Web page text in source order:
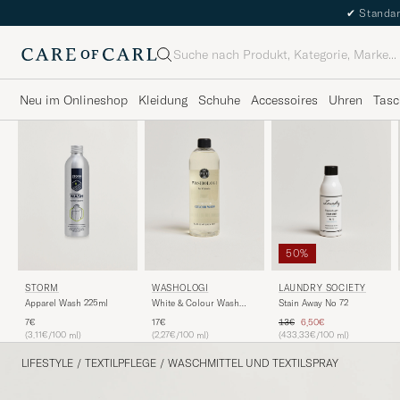
✔
Suche
Neu im Onlineshop Kleidung Schuhe Accessoires Uhren
STORM
Apparel Wash 225ml
7€
(3.11€/100 ml)
WASHOLOGI
White & Colour Wash
17€
(2.27€/100 ml)
50%
LAUNDRY SOCIETY
Stain Away No 72
Regulärer Preis
13€ Reduzierter Preis
6,50€
(433.33€/100 ml)
LIFESTYLE / TEXTILPFLEGE / WASCHMITTEL UND TEXTILSPRAY